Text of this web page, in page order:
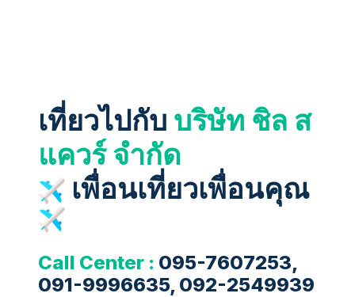
เที่ยวไปกับ บริษัท ชิล ส
แควร์ จำกัด
เพื่อนเที่ยวเพื่อนคุณ
Call Center : 095-7607253,
091-9996635, 092-2549939